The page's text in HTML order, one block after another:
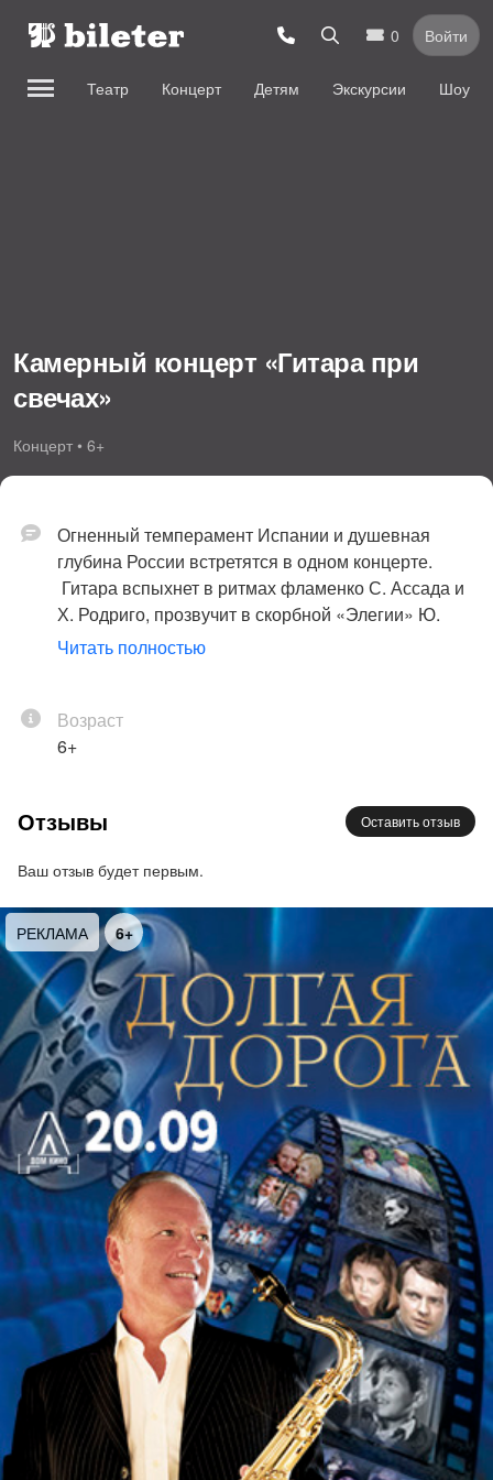
0 Войти
Театр Концерт Детям Экскурсии Шоу
Камерный концерт «Гитара при
свечах»
Концерт • 6+
Огненный темперамент Испании и душевная
глубина России встретятся в одном концерте.
Гитара вспыхнет в ритмах фламенко С. Ассада и
Х. Родриго, прозвучит в скорбной «Элегии» Ю.
Смирнова и закружится в залихватской
мелодий современности — этот вечер станет
яркой историей о гитаре, которая умеет говорить
В программе вечера – произведения, которые
тех, кто только открывает для себя магию гитары:
Х. Родриго – В Садах Хенералифе
И. С. Бах – Анданте и Аллегро из сонаты №2 для
скрипки
С. Ассад – Вальсеана, Прелюдия и Токкатина
С. Руднев – Фантазия на тему русской народной
песни «Ой, да ты, Калинушка»
Д. Агуадо – Блестящее рондо op. 2
Е. Подгайц – Ноктюрн и Каприс из сюиты
«Гирлянда»
Ю. Смирнов – Элегия
Р. Дьенс – Libra Sonatine
Подарите себе незабываемый вечер в компании
прекрасной музыки и талантливого исполнителя!
ИСПОЛНИТЕЛЬ: Роман Жуков (классическая
гитара)
Читать полностью
Возраст
6+
Отзывы Оставить отзыв
Ваш отзыв будет первым.
6+